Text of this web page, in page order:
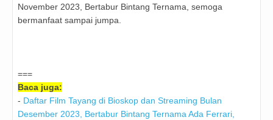
November 2023, Bertabur Bintang Ternama, semoga
bermanfaat sampai jumpa.
===
Baca juga:
- Daftar Film Tayang di Bioskop dan Streaming Bulan
Desember 2023, Bertabur Bintang Ternama Ada Ferrari,